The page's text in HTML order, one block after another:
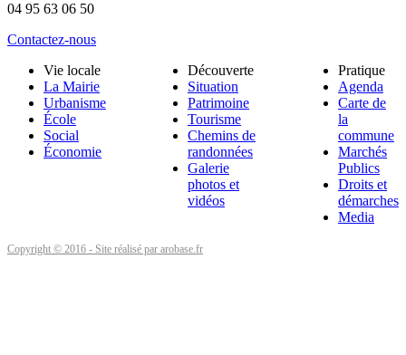
04 95 63 06 50
Contactez-nous
Vie locale
La Mairie
Urbanisme
École
Social
Économie
Découverte
Situation
Patrimoine
Tourisme
Chemins de
randonnées
Galerie
photos et
vidéos
Pratique
Agenda
Carte de
la
commune
Marchés
Publics
Droits et
démarches
Media
Copyright © 2016 - Site réalisé par arobase.fr